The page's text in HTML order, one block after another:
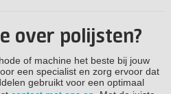
over polijsten?
of machine het beste bij jouw
een specialist en zorg ervoor dat
gebruikt voor een optimaal